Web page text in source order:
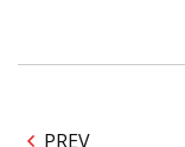
PREV